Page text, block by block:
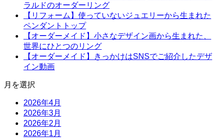
ラルドのオーダーリング
【リフォーム】使っていないジュエリーから生まれた
ペンダントトップ
【オーダーメイド】小さなデザイン画から生まれた、
世界にひとつのリング
【オーダーメイド】きっかけはSNSでご紹介したデザ
イン動画
月を選択
2026年4月
2026年3月
2026年2月
2026年1月